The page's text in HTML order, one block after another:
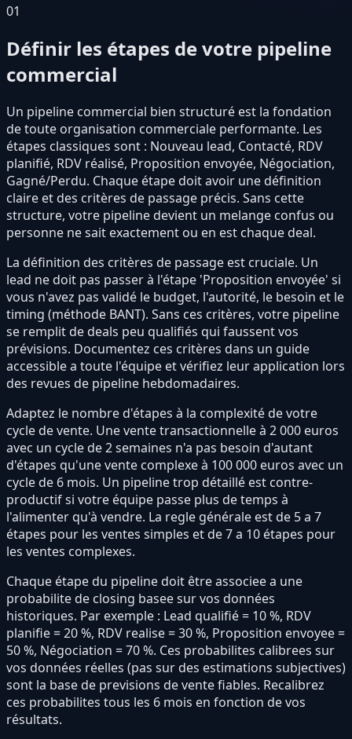
01
Définir les étapes de votre pipeline
commercial
Un pipeline commercial bien structuré est la fondation
de toute organisation commerciale performante. Les
étapes classiques sont : Nouveau lead, Contacté, RDV
planifié, RDV réalisé, Proposition envoyée, Négociation,
Gagné/Perdu. Chaque étape doit avoir une définition
claire et des critères de passage précis. Sans cette
structure, votre pipeline devient un melange confus ou
personne ne sait exactement ou en est chaque deal.
La définition des critères de passage est cruciale. Un
lead ne doit pas passer à l'étape 'Proposition envoyée' si
vous n'avez pas validé le budget, l'autorité, le besoin et le
timing (méthode BANT). Sans ces critères, votre pipeline
se remplit de deals peu qualifiés qui faussent vos
prévisions. Documentez ces critères dans un guide
accessible a toute l'équipe et vérifiez leur application lors
des revues de pipeline hebdomadaires.
Adaptez le nombre d'étapes à la complexité de votre
cycle de vente. Une vente transactionnelle à 2 000 euros
avec un cycle de 2 semaines n'a pas besoin d'autant
d'étapes qu'une vente complexe à 100 000 euros avec un
cycle de 6 mois. Un pipeline trop détaillé est contre-
productif si votre équipe passe plus de temps à
l'alimenter qu'à vendre. La regle générale est de 5 a 7
étapes pour les ventes simples et de 7 a 10 étapes pour
les ventes complexes.
Chaque étape du pipeline doit être associee a une
probabilite de closing basee sur vos données
historiques. Par exemple : Lead qualifié = 10 %, RDV
planifie = 20 %, RDV realise = 30 %, Proposition envoyee =
50 %, Négociation = 70 %. Ces probabilites calibrees sur
vos données réelles (pas sur des estimations subjectives)
sont la base de previsions de vente fiables. Recalibrez
ces probabilites tous les 6 mois en fonction de vos
résultats.